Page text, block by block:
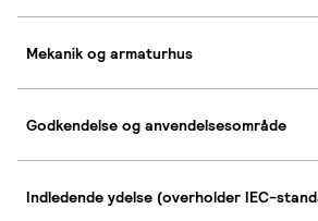
Mekanik og armaturhus
Godkendelse og anvendelsesområde
Indledende ydelse (overholder IEC-